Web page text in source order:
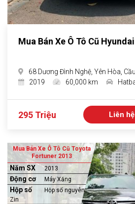
Mua Bán Xe Ô Tô Cũ
68 Dương Đình Nghệ, Yên Hòa,
2019
60,000 km
295 Triệu Liên hệ
Mua Bán Xe Ô Tô Cũ Toyota
Fortuner 2013
Năm SX 2013
Động cơ Máy Xăng
Hộp số
Hộp số nguyên
Zin